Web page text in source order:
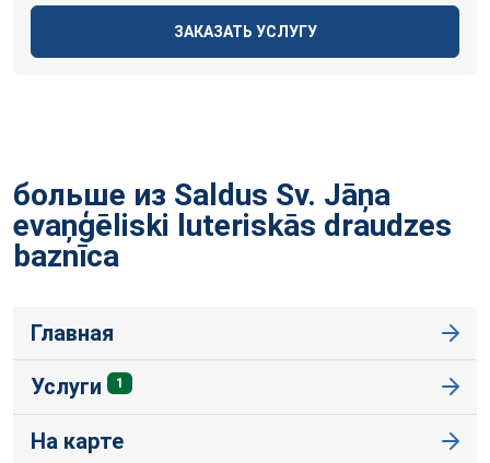
ЗАКАЗАТЬ УСЛУГУ
больше из Saldus Sv. Jāņa
evaņģēliski luteriskās draudzes
baznīca
Главная
Услуги 1
На карте